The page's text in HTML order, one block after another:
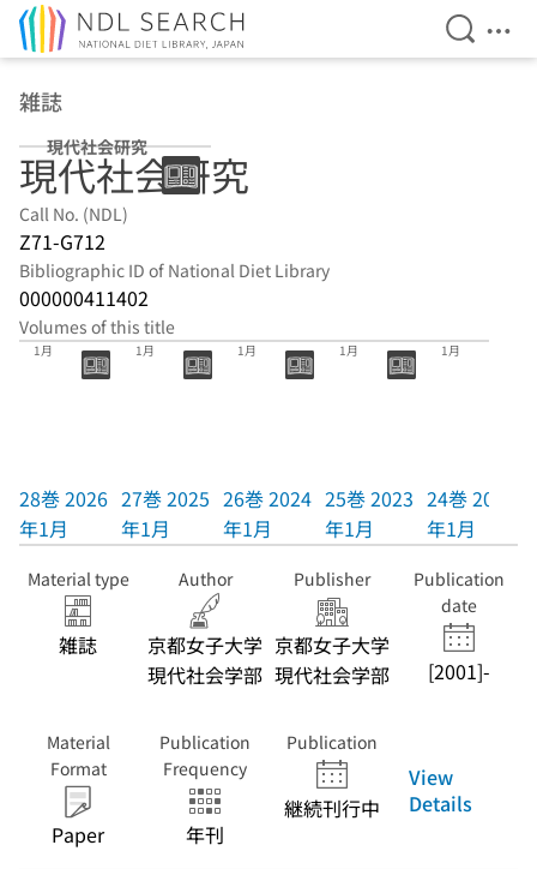
Open
雑誌
現代社会研究
現代社会研究
Call No. (NDL)
Z71-G712
Bibliographic ID of National Diet Library
000000411402
Volumes of this title
28巻 2026年
1月
28巻 2026
年1月
27巻 2025年
1月
27巻 2025
年1月
1月
26巻 2024
年1月
1月
25巻 2023
年1月
1月
24巻 2022
年1月
Material type
雑誌
Author
京都女子大学
現代社会学部
Publisher
京都女子大学
現代社会学部
Publication
date
[2001]-
Material
Format
Paper
Publication
Frequency
年刊
Publication
継続刊行中
View
Details